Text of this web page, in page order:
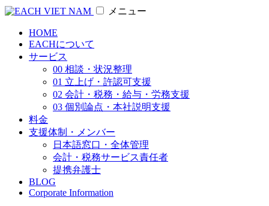
メニュー
HOME
EACHについて
サービス
00 相談・状況整理
01 立上げ・許認可支援
02 会計・税務・給与・労務支援
03 個別論点・本社説明支援
料金
支援体制・メンバー
日本語窓口・全体管理
会計・税務サービス責任者
提携弁護士
BLOG
Corporate Information